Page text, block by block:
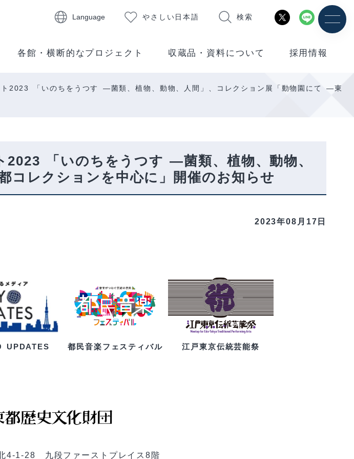
Language やさしい日本語 検索
各館・横断的なプロジェクト 収蔵品・資料について 採用情報
2023 「いのちをうつす ―菌類、植物、動物、人間」、コレクション展「動物園にて ―東
「いのちをうつす ―菌類、植物、動物、
コレクションを中心に」開催のお知らせ
2023年08月17日
UPDATES 都民音楽フェスティバル 江戸東京伝統芸能祭
4-1-28 九段ファーストプレイス8階